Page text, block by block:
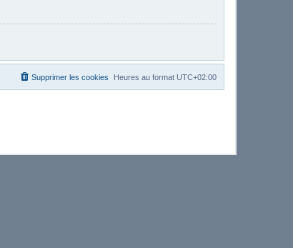
Heures au format UTC+02:00
Supprimer les cookies